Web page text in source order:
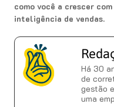
como você a crescer
inteligência de vendas.
Há 30
de
gestão
uma